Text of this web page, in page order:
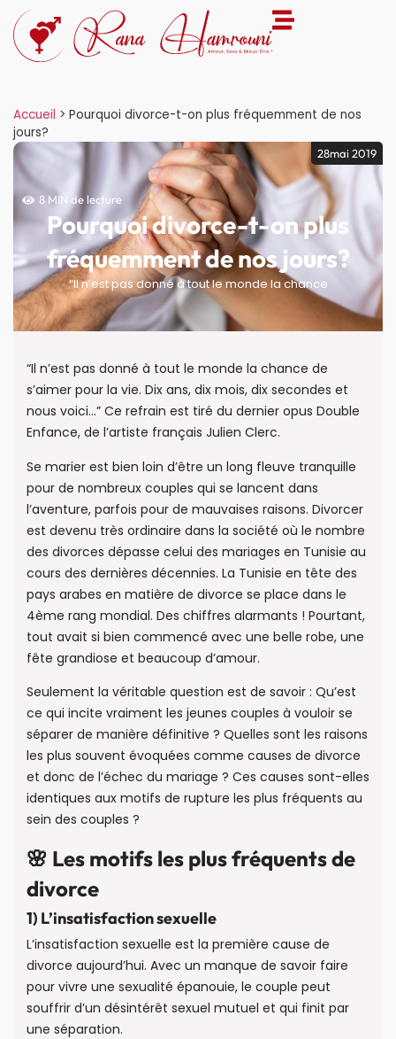
Accueil > Pourquoi divorce-t-on plus fréquemment de nos
jours?
28mai 2019
8 MIN de lecture
Pourquoi divorce-t-on plus
fréquemment de nos jours?
“Il n’est pas donné à tout le monde la chance
“Il n’est pas donné à tout le monde la chance de
s’aimer pour la vie. Dix ans, dix mois, dix secondes et
nous voici…” Ce refrain est tiré du dernier opus Double
Enfance, de l’artiste français Julien Clerc.
Se marier est bien loin d’être un long fleuve tranquille
pour de nombreux couples qui se lancent dans
l’aventure, parfois pour de mauvaises raisons. Divorcer
est devenu très ordinaire dans la société où le nombre
des divorces dépasse celui des mariages en Tunisie au
cours des dernières décennies. La Tunisie en tête des
pays arabes en matière de divorce se place dans le
4ème rang mondial. Des chiffres alarmants ! Pourtant,
tout avait si bien commencé avec une belle robe, une
fête grandiose et beaucoup d’amour.
Seulement la véritable question est de savoir : Qu’est
ce qui incite vraiment les jeunes couples à vouloir se
séparer de manière définitive ? Quelles sont les raisons
les plus souvent évoquées comme causes de divorce
et donc de l’échec du mariage ? Ces causes sont-elles
identiques aux motifs de rupture les plus fréquents au
sein des couples ?
🌸 Les motifs les plus fréquents de
divorce
1) L’insatisfaction sexuelle
L’insatisfaction sexuelle est la première cause de
divorce aujourd’hui. Avec un manque de savoir faire
pour vivre une sexualité épanouie, le couple peut
souffrir d’un désintérêt sexuel mutuel et qui finit par
une séparation.